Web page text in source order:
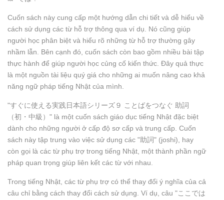
Cuốn sách này cung cấp một hướng dẫn chi tiết và dễ hiểu về
cách sử dụng các từ hỗ trợ thông qua ví dụ. Nó cũng giúp
người học phân biệt và hiểu rõ những từ hỗ trợ thường gây
nhầm lẫn. Bên cạnh đó, cuốn sách còn bao gồm nhiều bài tập
thực hành để giúp người học củng cố kiến thức. Đây quả thực
là một nguồn tài liệu quý giá cho những ai muốn nâng cao khả
năng ngữ pháp tiếng Nhật của mình.
"すぐに使える実践日本語シリーズ９ ことばをつなぐ 助詞
（初・中級）" là một cuốn sách giáo dục tiếng Nhật đặc biệt
dành cho những người ở cấp độ sơ cấp và trung cấp. Cuốn
sách này tập trung vào việc sử dụng các "助詞" (joshi), hay
còn gọi là các từ phụ trợ trong tiếng Nhật, một thành phần ngữ
pháp quan trọng giúp liên kết các từ với nhau.
Trong tiếng Nhật, các từ phụ trợ có thể thay đổi ý nghĩa của cả
câu chỉ bằng cách thay đổi cách sử dụng. Ví dụ, câu "ここでは